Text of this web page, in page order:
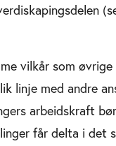
vilkår som
linje med andre
arbeidskraft
får delta i det